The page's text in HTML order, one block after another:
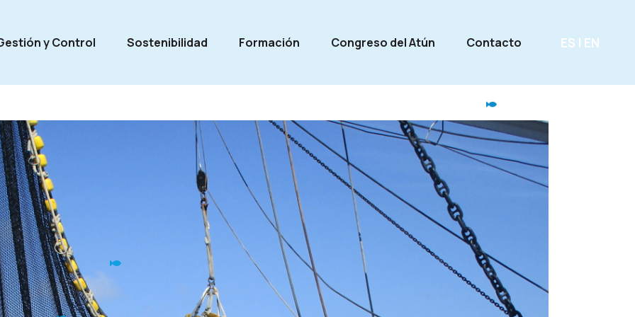
y Control Sostenibilidad Formación Congreso del Atún Contacto ES | EN